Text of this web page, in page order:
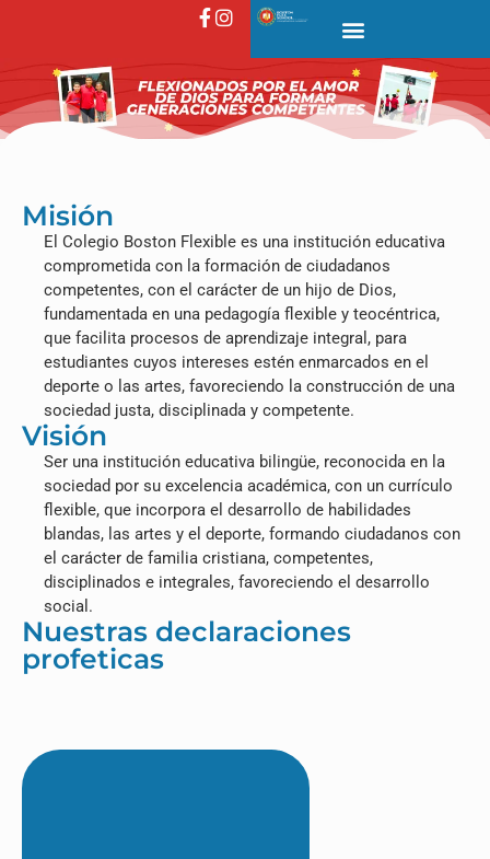
Misión
El Colegio Boston Flexible es una institución educativa
comprometida con la formación de ciudadanos
competentes, con el carácter de un hijo de Dios,
fundamentada en una pedagogía flexible y teocéntrica,
que facilita procesos de aprendizaje integral, para
estudiantes cuyos intereses estén enmarcados en el
deporte o las artes, favoreciendo la construcción de una
sociedad justa, disciplinada y competente.
Visión
Ser una institución educativa bilingüe, reconocida en la
sociedad por su excelencia académica, con un currículo
flexible, que incorpora el desarrollo de habilidades
blandas, las artes y el deporte, formando ciudadanos con
el carácter de familia cristiana, competentes,
disciplinados e integrales, favoreciendo el desarrollo
social.
Nuestras declaraciones
profeticas